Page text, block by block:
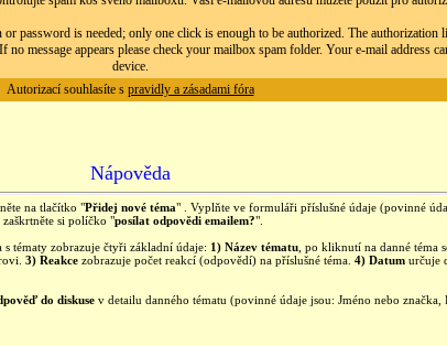
password is needed; only one click is enough to be authorized. The authorization
message appears please check your mailbox spam folder. Your e-mail address
device.
Autorizací souhlasíte s pravidly a zásadami fóra
Nápověda
na tlačítko "Přidej nové téma" . Vyplňte ve formuláři příslušné údaje (povinné
si políčko "posílat odpovědi emailem?".
s tématy zobrazuje čtyři základní údaje: 1) Název tématu , po kliknutí na danné téma
3) Reakce zobrazuje počet reakcí (odpovědí) na příslušné téma. 4) Datum určuje
do diskuse v detailu danného tématu (povinné údaje jsou: Jméno nebo značka,